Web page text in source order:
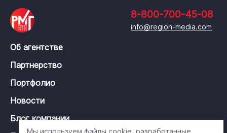
8-800-700-45-08
info@region-media.com
Об агентстве
Партнерство
Портфолио
Новости
Блог компании
Мы используем файлы cookie, разработанные